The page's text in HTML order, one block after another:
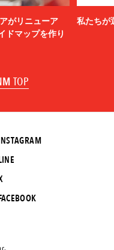
がリニューア
ドマップを作り
私たちが
TOP